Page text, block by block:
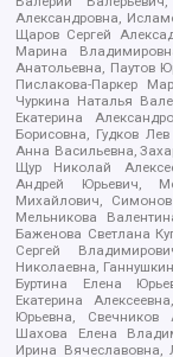
Александровна,
Щаров Сергей
Марина
Анатольевна, Паутов
Пислакова-Паркер
Чуркина Наталья
Екатерина
Борисовна, Гудков
Анна Васильевна,
Щур Николай
Андрей Юрьевич,
Михайлович,
Мельникова
Баженова Светлана
Сергей
Николаевна,
Буртина Елена
Екатерина
Юрьевна,
Шахова Елена
Ирина Вячеславовна,